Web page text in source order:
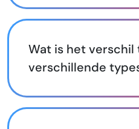
Wat is het verschil
verschillende types